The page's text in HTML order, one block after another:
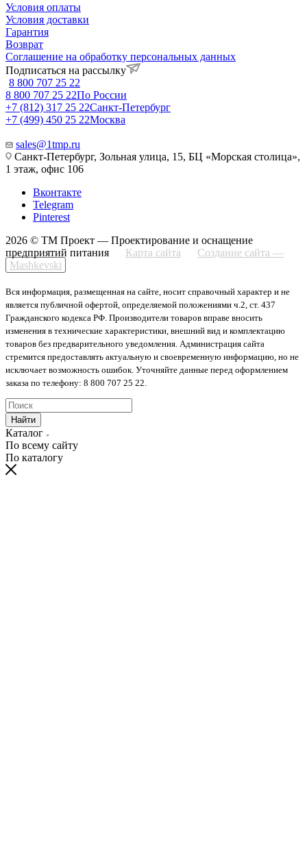
Условия оплаты
Условия доставки
Гарантия
Возврат
Соглашение на обработку персональных данных
Подписаться на рассылку
8 800 707 25 22
8 800 707 25 22По России
+7 (812) 317 25 22Санкт-Петербург
+7 (499) 450 25 22Москва
sales@1tmp.ru
Санкт-Петербург, Зольная улица, 15, БЦ «Морская столица»,
1 этаж, офис 106
Вконтакте
Telegram
Pinterest
2026 © ТМ Проект — Проектирование и оснащение
предприятий питания
Карта сайта
Создание сайта —
Mashkevski
Вся информация, размещенная на сайте, носит справочный характер и не
является публичной офертой, определяемой положениями ч.2, ст. 437
Гражданского кодекса РФ. Производители товаров вправе вносить
изменения в технические характеристики, внешний вид и комплектацию
товаров без предварительного уведомления. Администрация сайта
стремится предоставлять актуальную и своевременную информацию, но не
исключает возможность ошибок. Уточняйте данные перед оформлением
заказа по телефону: 8 800 707 25 22.
Найти
Каталог
По всему сайту
По каталогу